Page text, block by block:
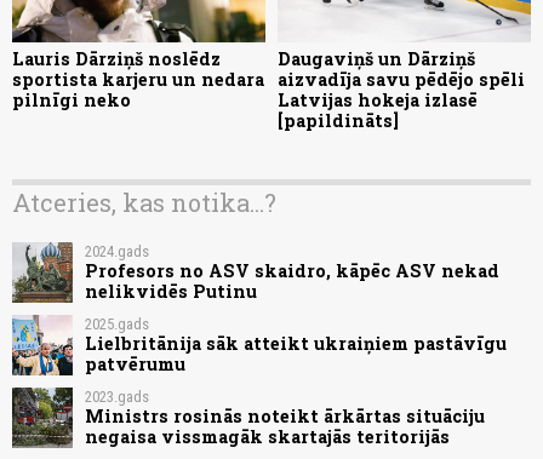
Lauris Dārziņš noslēdz
sportista karjeru un nedara
pilnīgi neko
Daugaviņš un Dārziņš
aizvadīja savu pēdējo spēli
Latvijas hokeja izlasē
[papildināts]
Atceries, kas notika...?
2024.gads
Profesors no ASV skaidro, kāpēc ASV nekad
nelikvidēs Putinu
2025.gads
Lielbritānija sāk atteikt ukraiņiem pastāvīgu
patvērumu
2023.gads
Ministrs rosinās noteikt ārkārtas situāciju
negaisa vissmagāk skartajās teritorijās